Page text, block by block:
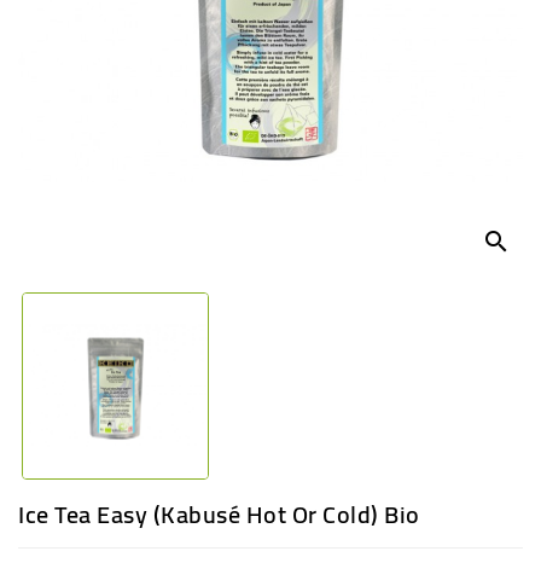
search
Ice Tea Easy (Kabusé Hot Or Cold) Bio